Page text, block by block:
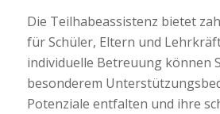
Die Teilhabeassistenz bietet
für Schüler, Eltern und
individuelle Betreuung können
besonderem
Potenziale entfalten und ihre